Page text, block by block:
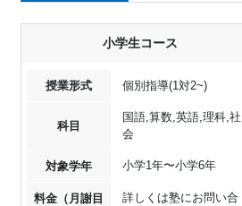
小学生コース
授業形式 個別指導(1対2~)
科目
国語,算数,英語,理科,社
会
対象学年 小学1年〜小学6年
料金（月謝目
詳しくは塾にお問い合